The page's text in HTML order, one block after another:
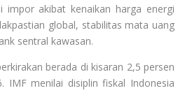
impor akibat kenaikan harga energi
global, stabilitas mata uang
sentral kawasan.
berada di kisaran 2,5 persen
IMF menilai disiplin fiskal Indonesia